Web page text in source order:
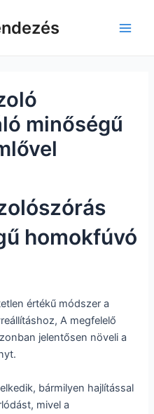
minőségű
homokfúvó
értékű módszer a
A megfelelő
jelentősen növeli a
bármilyen hajlítással
mivel a